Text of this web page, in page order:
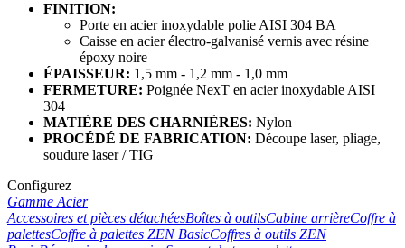
FINITION:
Porte en acier inoxydable polie AISI 304 BA
Caisse en acier électro-galvanisé vernis avec résine
époxy noire
ÉPAISSEUR: 1,5 mm - 1,2 mm - 1,0 mm
FERMETURE: Poignée NexT en acier inoxydable AISI
304
MATIÈRE DES CHARNIÈRES: Nylon
PROCÉDÉ DE FABRICATION: Découpe laser, pliage,
soudure laser / TIG
Configurez
Gamme Acier
Accessoires et pièces détachéesBoîtes à outilsCabine arrièreCoffre à
palettesCoffre à palettes ZEN BasicCoffres à outils ZEN